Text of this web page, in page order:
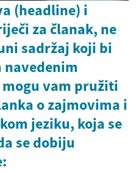
(headline) i
za članak, ne
sadržaj koji bi
navedenim
vam pružiti
o zajmovima i
jeziku, koja se
se dobiju